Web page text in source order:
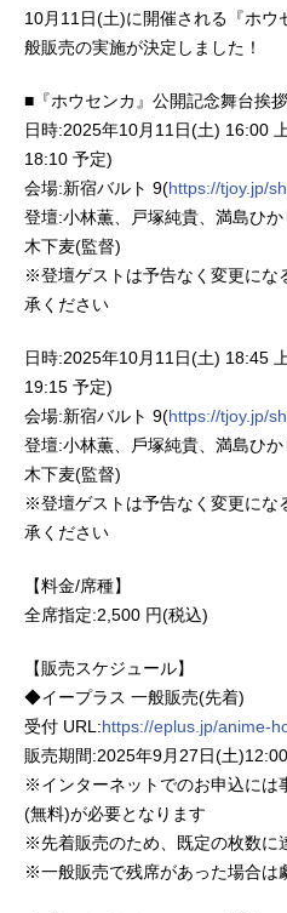
10月11日(土)に開催される『ホウ
般販売の実施が決定しました！
■『ホウセンカ』公開記念舞台挨拶
日時:2025年10月11日(土) 16:00
18:10 予定)
会場:新宿バルト 9(https://tjoy.jp/
登壇:小林薫、戸塚純貴、満島ひか
木下麦(監督)
※登壇ゲストは予告なく変更にな
承ください
日時:2025年10月11日(土) 18:45
19:15 予定)
会場:新宿バルト 9(https://tjoy.jp/
登壇:小林薫、戶塚純貴、満島ひか
木下麦(監督)
※登壇ゲストは予告なく変更にな
承ください
【料金/席種】
全席指定:2,500 円(税込)
【販売スケジュール】
◆イープラス 一般販売(先着)
受付 URL:https://eplus.jp/anime-
販売期間:2025年9月27日(土
※インターネットでのお申込には
(無料)が必要となります
※先着販売のため、既定の枚数に
※一般販売で残席があった場合は